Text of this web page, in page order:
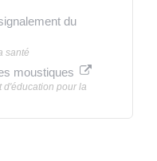
du
santé
moustiques
d'éducation pour la